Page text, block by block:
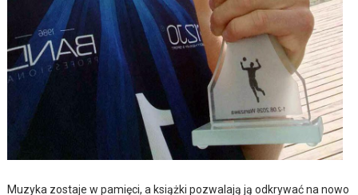
Muzyka zostaje w pamięci, a książki pozwalają ją odkrywać na nowo